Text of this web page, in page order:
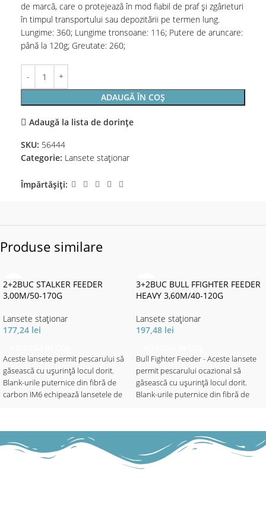
de marcă, care o protejează în mod fiabil de praf și zgârieturi
în timpul transportului sau depozitării pe termen lung.
Lungime: 360; Lungime tronsoane: 116; Putere de aruncare:
până la 120g; Greutate: 260;
ADAUGĂ ÎN COȘ
Adaugă la lista de dorințe
SKU: 56444
Categorie: Lansete staţionar
Împărtășiți:
Produse similare
2+2BUC STALKER FEEDER
3,00M/50-170G
Lansete staţionar
177,24 lei
Aceste lansete permit pescarului să
găsească cu ușurință locul dorit.
Blank-urile puternice din fibră de
carbon IM6 echipează lansetele de
Datorită celor 2 vârfuri quiver inter-
schimbabile, sesizarea perfectă a
prezentărilor este garantată,
3+2BUC BULL FFIGHTER FEEDER
HEAVY 3,60M/40-120G
Lansete staţionar
197,48 lei
Bull Fighter Feeder - Aceste lansete
permit pescarului ocazional să
găsească cu ușurință locul dorit.
Blank-urile puternice din fibră de
Fighter cu multă putere pentru
aruncări lungi și precise. Datorită
celor 2 vârfuri quiver inter-
schimbabile, sesizarea perfectă a